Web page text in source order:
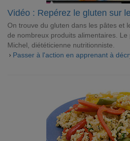
Vidéo : Repérez le gluten sur
On trouve du gluten dans les pâtes et
de nombreux produits alimentaires. Le
Michel, diététicienne nutritionniste.
Passer à l'action en apprenant à